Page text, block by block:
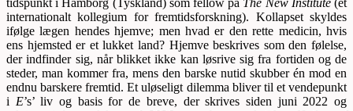
internationalt kollegium for fremtidsforskning). Kollapset skyldes
ifølge lægen hendes hjemve; men hvad er den rette medicin, hvis
ens hjemsted er et lukket land? Hjemve beskrives som den følelse,
der indfinder sig, når blikket ikke kan løsrive sig fra fortiden og de
steder, man kommer fra, mens den barske nutid skubber én mod en
endnu barskere fremtid. Et uløseligt dilemma bliver til et vendepunkt
i E’s’ liv og basis for de breve, der skrives siden juni 2022 og